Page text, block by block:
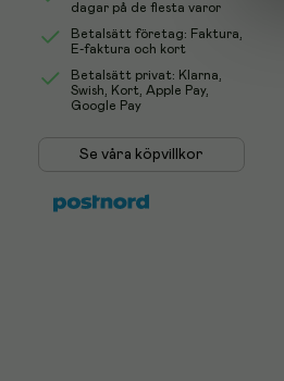
dagar på de flesta varor
Betalsätt företag: Faktura,
E-faktura och kort
Betalsätt privat: Klarna,
Swish, Kort, Apple Pay,
Google Pay
Se våra köpvillkor